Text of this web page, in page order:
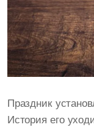
Праздник
История его